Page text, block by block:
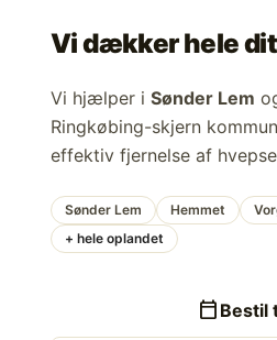
Vi dækker hele
Vi hjælper i Sønder Lem
Ringkøbing-skjern
effektiv fjernelse af
Sønder Lem Hemmet
+ hele oplandet
calendar_today Bestil